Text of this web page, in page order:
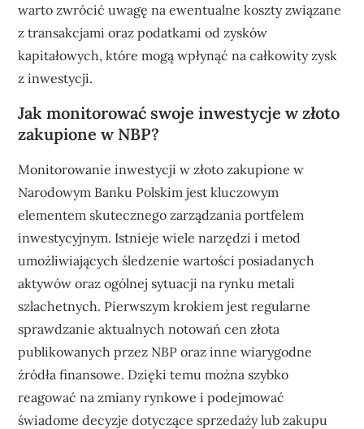
warto zwrócić uwagę na ewentualne koszty związane
z transakcjami oraz podatkami od zysków
kapitałowych, które mogą wpłynąć na całkowity zysk
z inwestycji.
Jak monitorować swoje inwestycje w złoto
zakupione w NBP?
Monitorowanie inwestycji w złoto zakupione w
Narodowym Banku Polskim jest kluczowym
elementem skutecznego zarządzania portfelem
inwestycyjnym. Istnieje wiele narzędzi i metod
umożliwiających śledzenie wartości posiadanych
aktywów oraz ogólnej sytuacji na rynku metali
szlachetnych. Pierwszym krokiem jest regularne
sprawdzanie aktualnych notowań cen złota
publikowanych przez NBP oraz inne wiarygodne
źródła finansowe. Dzięki temu można szybko
reagować na zmiany rynkowe i podejmować
świadome decyzje dotyczące sprzedaży lub zakupu